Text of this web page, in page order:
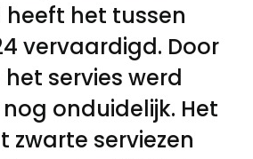
heeft het tussen
vervaardigd. Door
servies werd
onduidelijk. Het
zwarte serviezen